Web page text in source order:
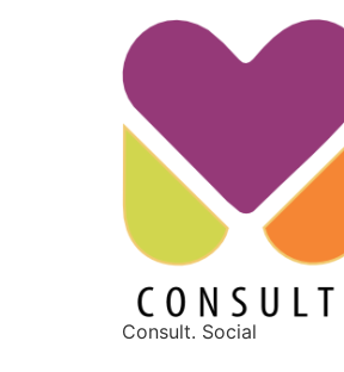
Consult. Social